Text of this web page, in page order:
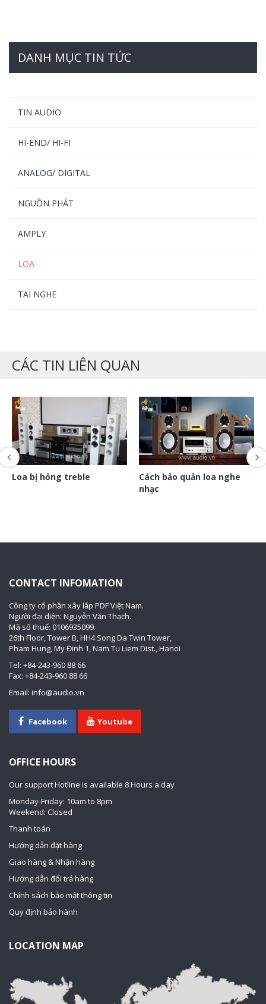
DANH MỤC TIN TỨC
TIN AUDIO
HI-END/ HI-FI
ANALOG/ DIGITAL
NGUỒN PHÁT
AMPLY
LOA
TAI NGHE
CÁC TIN LIÊN QUAN
Loa bị hỏng treble
Cách bảo quản loa nghe
nhạc
CONTACT INFOMATION
Công ty cổ phần xây lắp PDF Việt Nam.
Người đại diện: Nguyễn Văn Thạch.
Mã số thuế: 0106935099.
26th Floor, Tower B, HH4 Song Da Twin Tower,
Pham Hung, My Đinh 1, Nam Tu Liem Dist., Hanoi
Tel: +84-243-960 88 66
Fax: +84-243-960 88 66
Email: info@audio.vn
Facebook Youtube
OFFICE HOURS
Our support Hotline is available 8 Hours a day
Monday-Friday: 10am to 8pm
Weekend: Closed
Thanh toán
Hướng dẫn đặt hàng
Giao hàng & Nhận hàng
Hướng dẫn đổi trả hàng
Chính sách bảo mật thông tin
Quy định bảo hành
LOCATION MAP